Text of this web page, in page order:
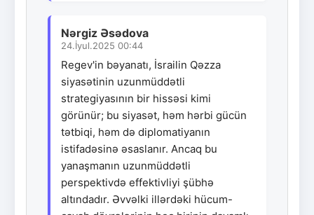
Nərgiz Əsədova
24.İyul.2025 00:44
Regev'in bəyanatı, İsrailin Qəzza
siyasətinin uzunmüddətli
strategiyasının bir hissəsi kimi
görünür; bu siyasət, həm hərbi gücün
tətbiqi, həm də diplomatiyanın
istifadəsinə əsaslanır. Ancaq bu
yanaşmanın uzunmüddətli
perspektivdə effektivliyi şübhə
altındadır. Əvvəlki illərdəki hücum-